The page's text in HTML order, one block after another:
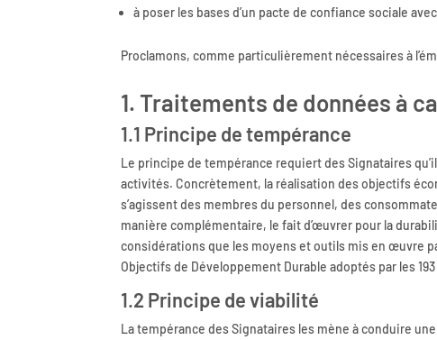
à poser les bases d’un pacte de confiance sociale
Proclamons, comme particulièrement nécessaires à
1. Traitements de données à
1.1 Principe de tempérance
Le principe de tempérance requiert des Signataires
activités. Concrètement, la réalisation des objectifs
s’agissent des membres du personnel, des
manière complémentaire, le fait d’œuvrer pour la
considérations que les moyens et outils mis en œuvre
Objectifs de Développement Durable adoptés par les 193
1.2 Principe de viabilité
La tempérance des Signataires les mène à conduire